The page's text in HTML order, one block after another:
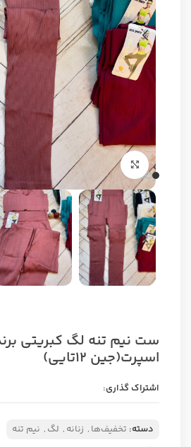
برای بزرگنمایی کلیک کنید
ست نیم تنه لگ کبریتی
اسپرت(جین ۱۲تایی)
اشتراک گذاری:
دسته: تخفیف‌ها , زنانه , لگ , نیم تنه